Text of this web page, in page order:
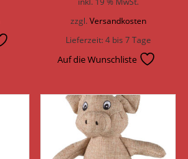
zzgl. Versandkosten
Lieferzeit:4 bis 7 Tage
Auf die Wunschliste